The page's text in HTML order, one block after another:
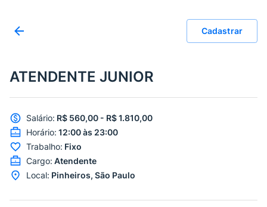
Cadastrar
ATENDENTE JUNIOR
Salário: R$ 560,00 - R$ 1.810,00
Horário: 12:00 às 23:00
Trabalho: Fixo
Cargo: Atendente
Local: Pinheiros, São Paulo